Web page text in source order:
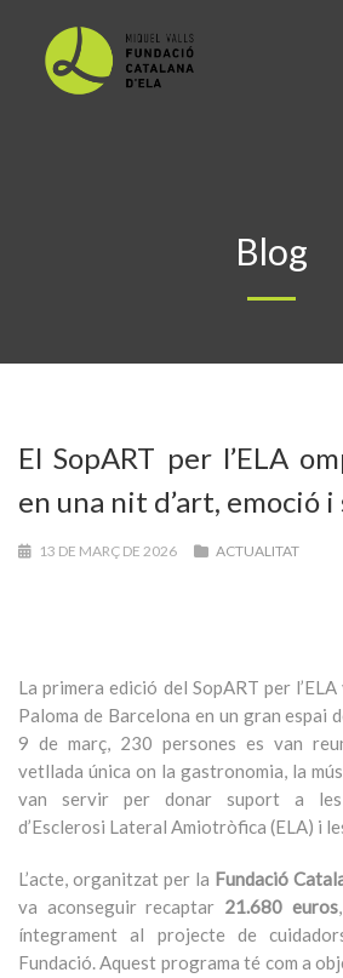
Blog
El SopART per l’ELA
en una nit d’art, emoció
13 DE MARÇ DE 2026 ACTUALITAT
La primera edició del SopART per
Paloma de Barcelona en un gran espai
9 de març, 230 persones es van
vetllada única on la gastronomia, la
van servir per donar suport a les
d’Esclerosi Lateral Amiotròfica (ELA) i
L’acte, organitzat per la Fundació
va aconseguir recaptar 21.680 euros
íntegrament al projecte de
Fundació. Aquest programa té com a